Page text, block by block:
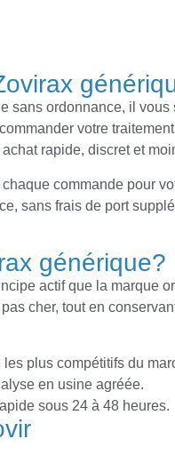
sans ordonnance, il
votre
rapide, discret et
commande pour
sans frais de port
générique?
actif que la marque
cher, tout en
plus compétitifs du
en usine agréée.
sous 24 à 48 heures.